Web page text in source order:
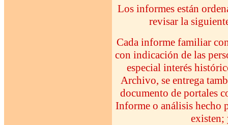
Los informes están
revisar la
Cada informe familiar
con indicación de las
especial interés
Archivo, se entrega
documento de portales
Informe o análisis hecho
existen;